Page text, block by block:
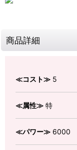
商品詳細
≪コスト≫ 5
≪属性≫ 特
≪パワー≫ 6000